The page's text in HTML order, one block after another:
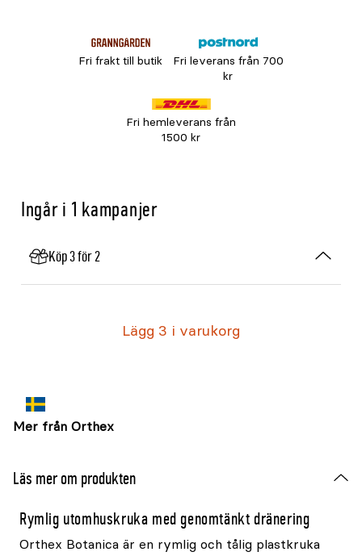
Fri frakt till butik
Fri leverans från 700
kr
Fri hemleverans från
1500 kr
Ingår i 1 kampanjer
Köp 3 för 2
Lägg 3 i varukorg
Mer från Orthex
Läs mer om produkten
Rymlig utomhuskruka med genomtänkt dränering
Orthex Botanica är en rymlig och tålig plastkruka